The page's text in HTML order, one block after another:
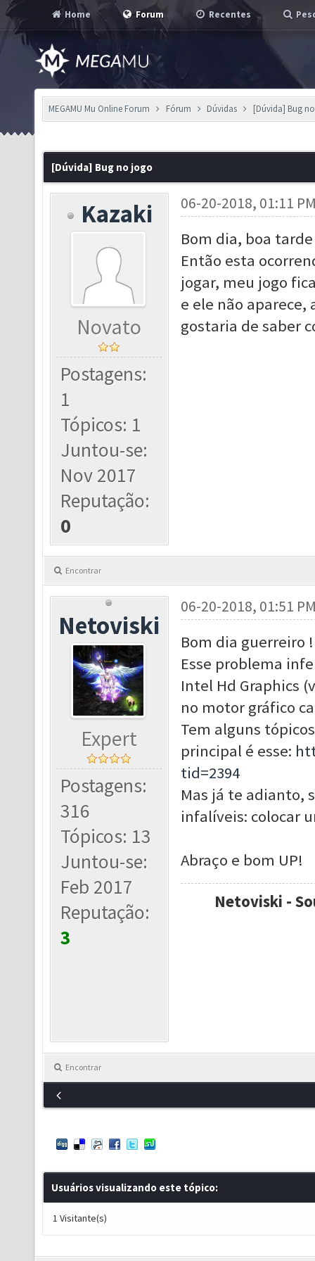
Home Forum Recentes
MEGAMU Mu Online Forum Fórum Dúvidas [Dúvida] Bug
[Dúvida] Bug no jogo
Kazaki
Novato
Postagens:
1
Tópicos: 1
Juntou-se:
Nov 2017
Reputação:
0
06-20-2018, 01:11
Bom dia, boa
Então esta
jogar, meu jogo
e ele não
gostaria de saber
Encontrar
Netoviski
Expert
Postagens:
316
Tópicos: 13
Juntou-se:
Feb 2017
Reputação:
3
06-20-2018, 01:51
Bom dia guerreiro !
Esse problema
Intel Hd Graphics
no motor gráfico
Tem alguns
principal é esse:
tid=2394
Mas já te adianto,
infalíveis: colocar
Abraço e bom UP!
Netoviski -
Encontrar
Usuários visualizando este tópico:
1 Visitante(s)